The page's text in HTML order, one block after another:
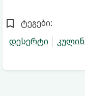
ტეგები:
დესერტი